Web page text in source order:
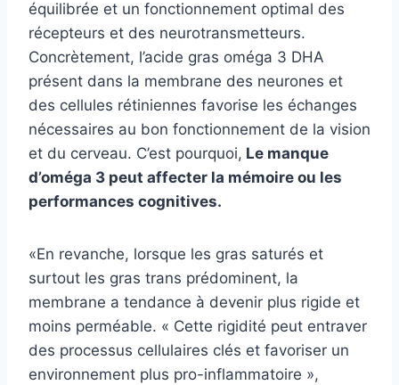
équilibrée et un fonctionnement optimal des
récepteurs et des neurotransmetteurs.
Concrètement, l’acide gras oméga 3 DHA
présent dans la membrane des neurones et
des cellules rétiniennes favorise les échanges
nécessaires au bon fonctionnement de la vision
et du cerveau. C’est pourquoi, Le manque
d’oméga 3 peut affecter la mémoire ou les
performances cognitives.
«En revanche, lorsque les gras saturés et
surtout les gras trans prédominent, la
membrane a tendance à devenir plus rigide et
moins perméable. « Cette rigidité peut entraver
des processus cellulaires clés et favoriser un
environnement plus pro-inflammatoire »,